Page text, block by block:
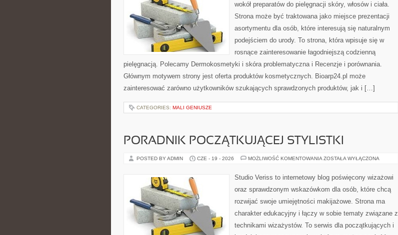
wokół preparatów do pielęgnacji skóry, włosów i ciała.
Strona może być traktowana jako miejsce prezentacji
asortymentu dla osób, które interesują się naturalnym
podejściem do urody. To strona, która wpisuje się w
rosnące zainteresowanie łagodniejszą codzienną
pielęgnacją. Polecamy Dermokosmetyki i skóra problematyczna i Recenzje i porównania.
Głównym motywem strony jest oferta produktów kosmetycznych. Bioarp24.pl może
zainteresować zarówno użytkowników szukających sprawdzonych produktów, jak i […]
CATEGORIES: MALI GENIUSZE
PORADNIK POCZĄTKUJĄCEJ STYLISTKI
POSTED BY ADMIN CZE - 19 - 2026 MOŻLIWOŚĆ KOMENTOWANIA PORADNIK
ZOSTAŁA WYŁĄCZONA
Studio Veriss to internetowy blog poświęcony wizażowi
oraz sprawdzonym wskazówkom dla osób, które chcą
rozwijać swoje umiejętności makijażowe. Strona ma
charakter edukacyjny i łączy w sobie tematy związane z
technikami wizażystów. To serwis dla początkujących i